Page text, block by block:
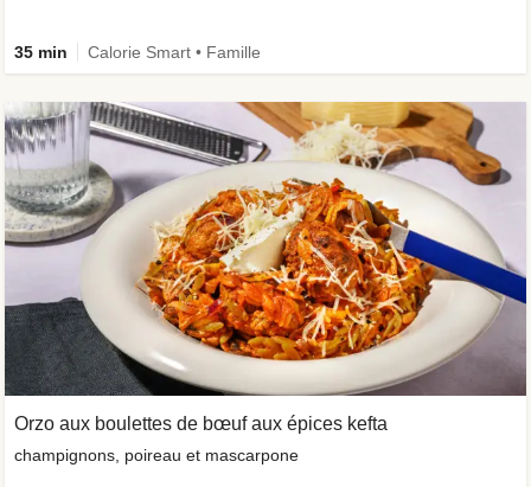
35 min Calorie Smart • Famille
Orzo aux boulettes de bœuf aux épices kefta
champignons, poireau et mascarpone